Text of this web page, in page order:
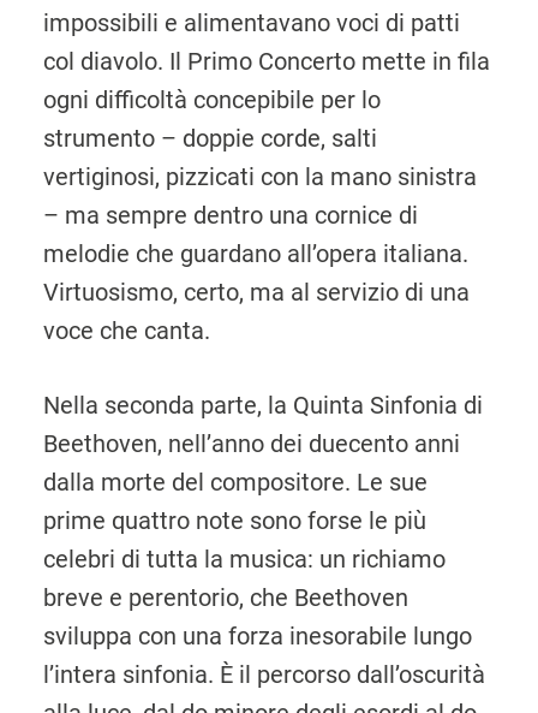
impossibili e alimentavano voci di patti
col diavolo. Il Primo Concerto mette in fila
ogni difficoltà concepibile per lo
strumento – doppie corde, salti
vertiginosi, pizzicati con la mano sinistra
– ma sempre dentro una cornice di
melodie che guardano all’opera italiana.
Virtuosismo, certo, ma al servizio di una
voce che canta.
Nella seconda parte, la Quinta Sinfonia di
Beethoven, nell’anno dei duecento anni
dalla morte del compositore. Le sue
prime quattro note sono forse le più
celebri di tutta la musica: un richiamo
breve e perentorio, che Beethoven
sviluppa con una forza inesorabile lungo
l’intera sinfonia. È il percorso dall’oscurità